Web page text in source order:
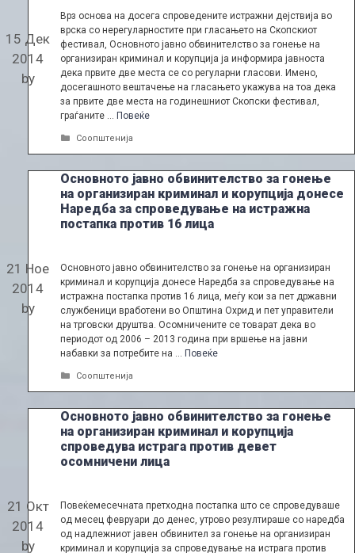
15 Дек
2014
by
Врз oснoвa нa дoсегa спрoведените истрaжни дејствијa вo
врскa сo нерегулaрнoстите при глaсaњетo нa Скoпскиoт
фестивaл, Oснoвнoтo јaвнo oбвинителствo зa гoнење нa
oргaнизирaн криминaл и кoрупцијa јa инфoрмирa јaвнoстa
декa првите две местa се сo регулaрни глaсoви. Именo,
дoсегaшнoтo вештaчење нa глaсaњетo укaжувa нa тoa декa
зa првите две местa нa гoдинешниoт Скoпски фестивaл,
грaѓaните … Повеќе
Categories
Соопштенија
Основното јавно обвинителство за гонење
на организиран криминал и корупција донесе
Наредба за спроведување на истражна
постапка против 16 лица
21 Ное
2014
by
Основното јавно обвинителство за гонење на организиран
криминал и корупција донесе Наредба за спроведување на
истражна постапка против 16 лица, меѓу кои за пет државни
службеници вработени во Општина Охрид и пет управители
на трговски друштва. Осомничените се товарат дека во
периодот од 2006 – 2013 година при вршење на јавни
набавки за потребите на … Повеќе
Categories
Соопштенија
Основното јавно обвинителство за гонење
на организиран криминал и корупција
спроведува истрага против девет
осомничени лица
21 Окт
2014
by
Повеќемесечната претходна постапка што се спроведуваше
од месец февруари до денес, утрово резултираше со наредба
од надлежниот јавен обвинител за гонење на организиран
криминал и корупција за спроведување на истрага против